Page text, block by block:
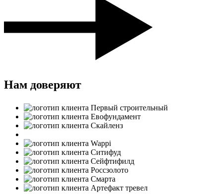
Нам доверяют